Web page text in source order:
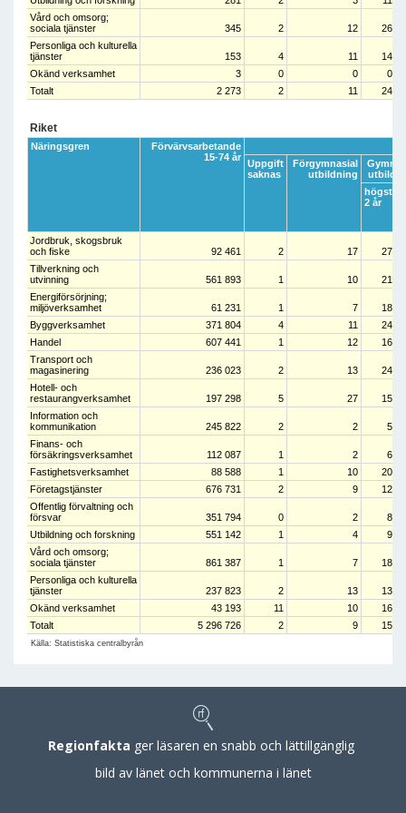
Vård och omsorg;
sociala tjänster
345 2 12
26
Personliga och kulturella
tjänster
153 4 11
14
Okänd verksamhet
3 0 0
0
Totalt
2 273 2 11 24
Riket
Näringsgren
Förvärvsarbetande
15-74 år
Uppgift
saknas
Förgymnasial
utbildning
högst
2 år
Jordbruk, skogsbruk
och fiske
92 461 2 17
27
Tillverkning och
utvinning
561 893 1 10
21
Energiförsörjning;
miljöverksamhet
61 231 1 7
18
Byggverksamhet
371 804 4 11
24
Handel
607 441 1 12
16
Transport och
magasinering
236 023 2 13
24
Hotell- och
restaurangverksamhet
197 298 5 27
15
Information och
kommunikation
245 822 2 2
5
Finans- och
försäkringsverksamhet
112 087 1 2
6
Fastighetsverksamhet
88 588 1 10
20
Företagstjänster
676 731 2 9
12
Offentlig förvaltning och
försvar
351 794 0 2
8
Utbildning och forskning
551 142 1 4
9
Vård och omsorg;
sociala tjänster
861 387 1 7
18
Personliga och kulturella
tjänster
237 823 2 13
13
Okänd verksamhet
43 193 11 10
16
Totalt
5 296 726 2 9 15
Källa: Statistiska centralbyrån
Regionfakta ger läsaren en snabb och lättillgänglig
bild av länet och kommunerna i länet